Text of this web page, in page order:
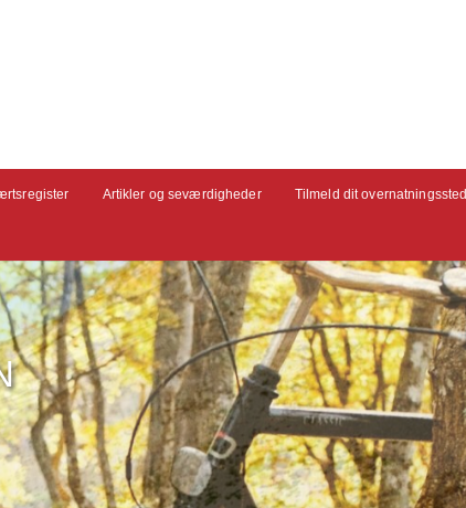
Artikler og seværdigheder Tilmeld dit overnatningssted